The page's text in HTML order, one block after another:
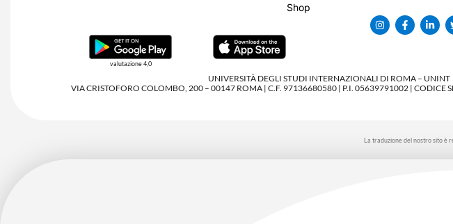
Shop
valutazione 4,0
UNIVERSITÀ DEGLI STUDI INTERNAZIONALI DI ROMA – UNINT
VIA CRISTOFORO COLOMBO, 200 – 00147 ROMA | C.F. 97136680580 | P.I. 05639791002 | CODICE
La traduzione del nostro sito è